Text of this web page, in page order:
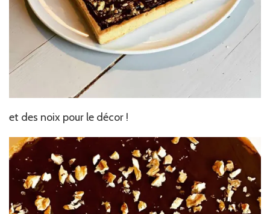
et des noix pour le décor !